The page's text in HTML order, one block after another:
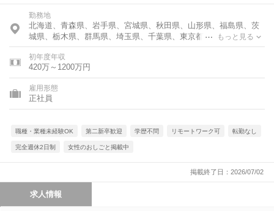
勤務地
北海道、青森県、岩手県、宮城県、秋田県、山形県、福島県、茨
城県、栃木県、群馬県、埼玉県、千葉県、東京都、神奈川県、富
山県、石川県、福井県、岐阜県、静岡県、愛知県、三重県、滋賀
県、京都府、大阪府、兵庫県、奈良県、和歌山県、鳥取県、島根
県、愛媛県、高知県、福岡県、佐賀県、長崎県、熊本県、大分
県、宮崎県、鹿児島県、沖縄県
もっと見る
初年度年収
420万～1200万円
雇用形態
正社員
職種・業種未経験OK 第二新卒歓迎 学歴不問 リモートワーク可 転勤なし
完全週休2日制 女性のおしごと掲載中
掲載終了日：2026/07/02
求人情報